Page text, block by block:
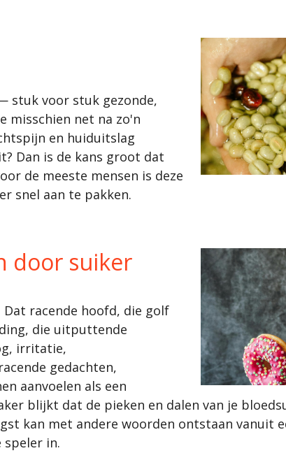
stuk voor stuk gezonde,
misschien net na zo'n
en huiduitslag
Dan is de kans groot dat
de meeste mensen is deze
snel aan te pakken.
door suiker
racende hoofd, die golf
die uitputtende
irritatie,
gedachten,
aanvoelen als een
blijkt dat de pieken en dalen van je
kan met andere woorden ontstaan vanuit
speler in.